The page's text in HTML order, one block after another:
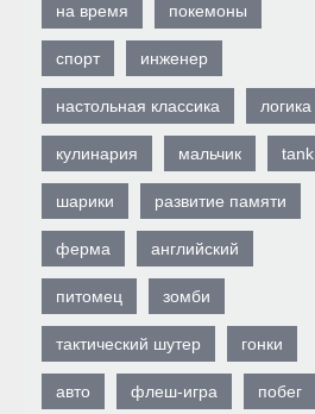
на время покемоны
спорт инженер
настольная классика логика
кулинария мальчик tank
шарики развитие памяти
ферма английский
питомец зомби
тактический шутер гонки
авто флеш-игра побег